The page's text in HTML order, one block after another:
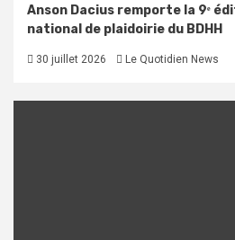
Anson Dacius remporte la 9ᵉ
national de plaidoirie du BDHH
30 juillet 2026 Le Quotidien News